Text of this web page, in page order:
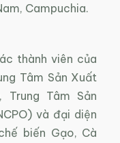
Campuchia.
thành viên của
Tâm Sản Xuất
Trung Tâm Sản
và đại diện
biến Gạo, Cà